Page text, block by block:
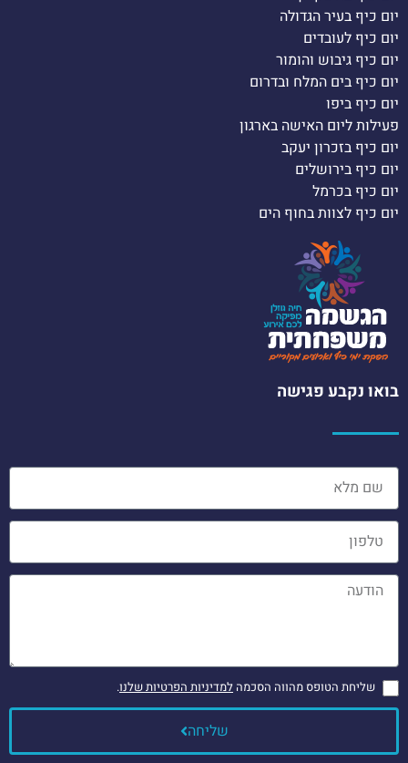
יום כיף בעיר הגדולה
יום כיף לעובדים
יום כיף גיבוש והומור
יום כיף בים המלח ובדרום
יום כיף ביפו
פעילות ליום האישה בארגון
יום כיף בזכרון יעקב
יום כיף בירושלים
יום כיף בכרמל
יום כיף לצוות בחוף הים
בואו נקבע פגישה
שליחת הטופס מהווה הסכמה למדיניות הפרטיות שלנו.
שליחה